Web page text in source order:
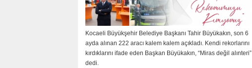
Kocaeli Büyükşehir Belediye Başkanı Tahir Büyükakın, son 6
ayda alınan 222 aracı kalem kalem açıkladı. Kendi rekorlarını
kırdıklarını ifade eden Başkan Büyükakın, “Miras değil alınteri”
dedi.